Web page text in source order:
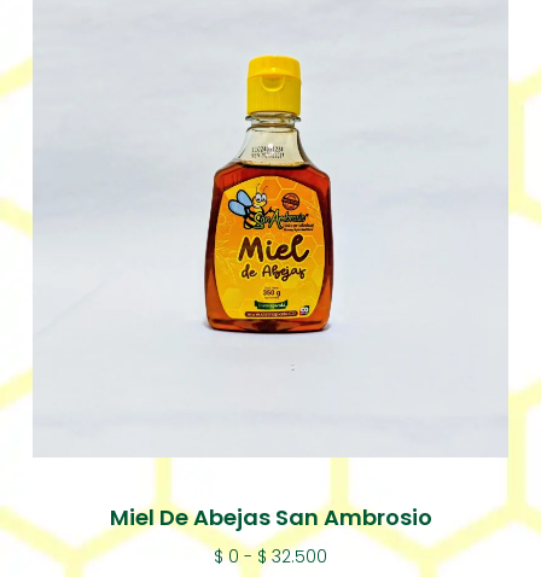
Miel De Abejas San Ambrosio
$0 - $32.500